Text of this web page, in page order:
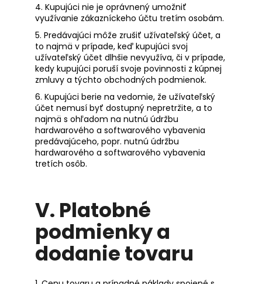
4. Kupujúci nie je oprávnený umožniť
využívanie zákazníckeho účtu tretím osobám.
5. Predávajúci môže zrušiť užívateľský účet, a
to najmä v prípade, keď kupujúci svoj
užívateľský účet dlhšie nevyužíva, či v prípade,
kedy kupujúci poruší svoje povinnosti z kúpnej
zmluvy a týchto obchodných podmienok.
6. Kupujúci berie na vedomie, že užívateľský
účet nemusí byť dostupný nepretržite, a to
najmä s ohľadom na nutnú údržbu
hardwarového a softwarového vybavenia
predávajúceho, popr. nutnú údržbu
hardwarového a softwarového vybavenia
tretích osôb.
V. Platobné
podmienky a
dodanie tovaru